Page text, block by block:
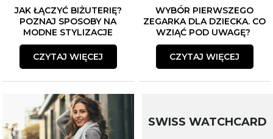
JAK ŁĄCZYĆ BIŻUTERIĘ?
POZNAJ SPOSOBY NA
MODNE STYLIZACJE
CZYTAJ WIĘCEJ
WYBÓR PIERWSZEGO
ZEGARKA DLA DZIECKA. CO
WZIĄĆ POD UWAGĘ?
CZYTAJ WIĘCEJ
SWISS WATCHCARD